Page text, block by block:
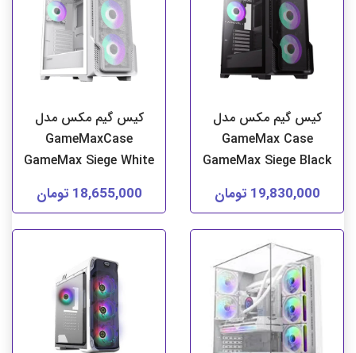
کیس گیم مکس مدل
GameMax Case
GameMax Siege Black
19,830,000 تومان
کیس گیم مکس مدل
GameMaxCase
GameMax Siege White
18,655,000 تومان